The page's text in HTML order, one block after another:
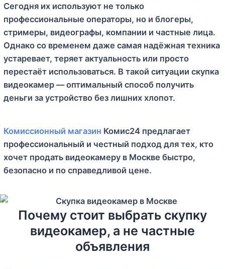
Сегодня их используют не только
профессиональные операторы, но и блогеры,
стримеры, видеографы, компании и частные лица.
Однако со временем даже самая надёжная техника
устаревает, теряет актуальность или просто
перестаёт использоваться. В такой ситуации скупка
видеокамер — оптимальный способ получить
деньги за устройство без лишних хлопот.
Комиссионный магазин Комис24 предлагает
профессиональный и честный подход для тех, кто
хочет продать видеокамеру в Москве быстро,
безопасно и по справедливой цене.
Почему стоит выбрать скупку
видеокамер, а не частные
объявления